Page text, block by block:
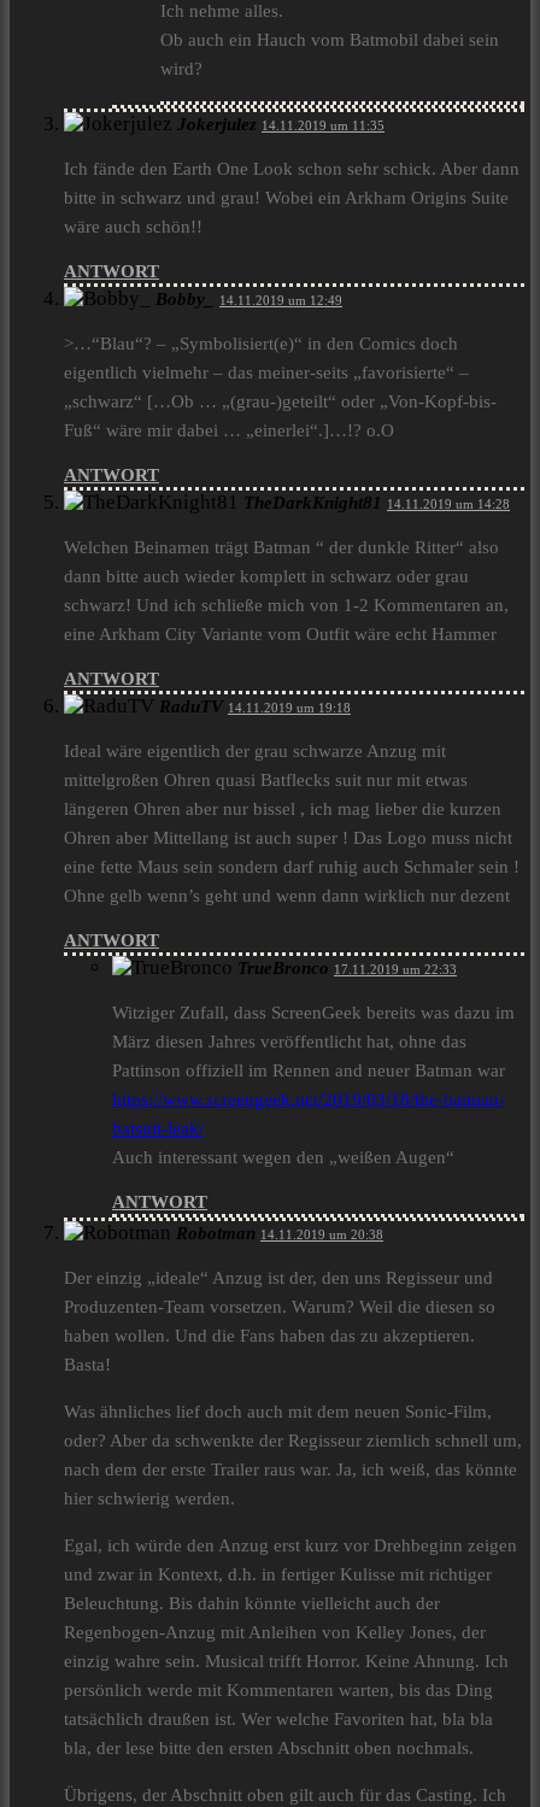
Ich nehme alles.
Ob auch ein Hauch vom Batmobil dabei sein
wird?
Jokerjulez 14.11.2019 um 11:35
Ich fände den Earth One Look schon sehr schick. Aber dann
bitte in schwarz und grau! Wobei ein Arkham Origins Suite
wäre auch schön!!
ANTWORT
Bobby_
14.11.2019 um 12:49
>…“Blau“? – „Symbolisiert(e)“ in den Comics doch
eigentlich vielmehr – das meiner-seits „favorisierte“ –
„schwarz“ […Ob … „(grau-)geteilt“ oder „Von-Kopf-bis-
Fuß“ wäre mir dabei … „einerlei“.]…!? o.O
ANTWORT
TheDarkKnight81 14.11.2019 um 14:28
Welchen Beinamen trägt Batman “ der dunkle Ritter“ also
dann bitte auch wieder komplett in schwarz oder grau
schwarz! Und ich schließe mich von 1-2 Kommentaren an,
eine Arkham City Variante vom Outfit wäre echt Hammer
ANTWORT
RaduTV 14.11.2019 um 19:18
Ideal wäre eigentlich der grau schwarze Anzug mit
mittelgroßen Ohren quasi Batflecks suit nur mit etwas
längeren Ohren aber nur bissel , ich mag lieber die kurzen
Ohren aber Mittellang ist auch super ! Das Logo muss nicht
eine fette Maus sein sondern darf ruhig auch Schmaler sein !
Ohne gelb wenn’s geht und wenn dann wirklich nur dezent
ANTWORT
TrueBronco 17.11.2019 um 22:33
Witziger Zufall, dass ScreenGeek bereits was dazu im
März diesen Jahres veröffentlicht hat, ohne das
Pattinson offiziell im Rennen and neuer Batman war
https://www.screengeek.net/2019/03/18/the-batman-
batsuit-leak/
Auch interessant wegen den „weißen Augen“
ANTWORT
Robotman 14.11.2019 um 20:38
Der einzig „ideale“ Anzug ist der, den uns Regisseur und
Produzenten-Team vorsetzen. Warum? Weil die diesen so
haben wollen. Und die Fans haben das zu akzeptieren.
Basta!
Was ähnliches lief doch auch mit dem neuen Sonic-Film,
oder? Aber da schwenkte der Regisseur ziemlich schnell um,
nach dem der erste Trailer raus war. Ja, ich weiß, das könnte
hier schwierig werden.
Egal, ich würde den Anzug erst kurz vor Drehbeginn zeigen
und zwar in Kontext, d.h. in fertiger Kulisse mit richtiger
Beleuchtung. Bis dahin könnte vielleicht auch der
Regenbogen-Anzug mit Anleihen von Kelley Jones, der
einzig wahre sein. Musical trifft Horror. Keine Ahnung. Ich
persönlich werde mit Kommentaren warten, bis das Ding
tatsächlich draußen ist. Wer welche Favoriten hat, bla bla
bla, der lese bitte den ersten Abschnitt oben nochmals.
Übrigens, der Abschnitt oben gilt auch für das Casting. Ich